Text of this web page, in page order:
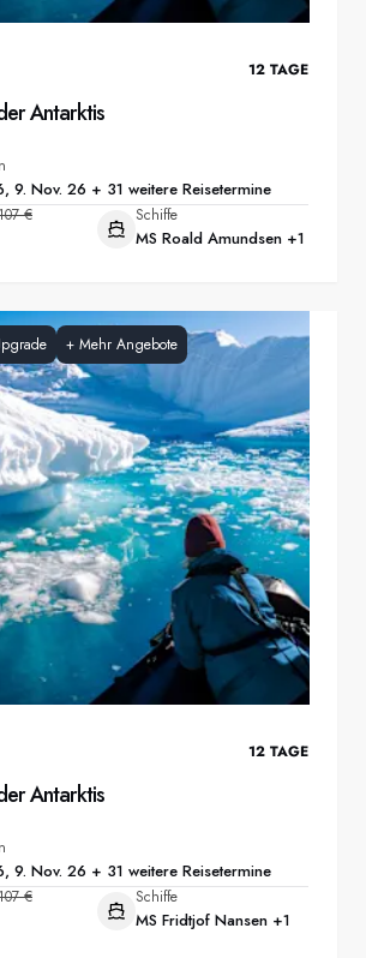
12 TAGE
Antarktis
9. Nov. 26 + 31 weitere Reisetermine
€ Schiffe
MS Roald Amundsen +1
+ Mehr Angebote
12 TAGE
Antarktis
9. Nov. 26 + 31 weitere Reisetermine
€ Schiffe
MS Fridtjof Nansen +1